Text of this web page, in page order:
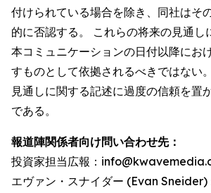
付けられている場合を除き、同社はそ
的に否認する。 これらの将来の見通し
本コミュニケーションの日付以降にお
すものとして依拠されるべきではない
見通しに関する記述に過度の信頼を置
である。
報道陣関係者向け問い合わせ先：
投資家担当広報：
エヴァン・スナイダー (Evan Sneider)